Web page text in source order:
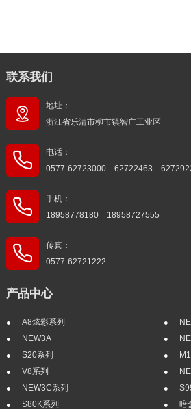
联系我们
地址：
浙江省乐清市柳市镇智广工业区
电话：
0577-62723000 62722463
手机：
18958778180 18958727555
传真：
0577-62721222
产品中心
A8炫彩系列
NEW3A
S20系列
V8系列
NEW3C系列
S80K系列
暗